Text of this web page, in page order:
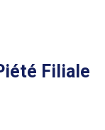
Filiale